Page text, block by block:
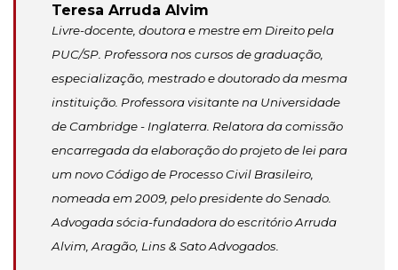
Teresa Arruda Alvim
Livre-docente, doutora e mestre em Direito pela
PUC/SP. Professora nos cursos de graduação,
especialização, mestrado e doutorado da mesma
instituição. Professora visitante na Universidade
de Cambridge - Inglaterra. Relatora da comissão
encarregada da elaboração do projeto de lei para
um novo Código de Processo Civil Brasileiro,
nomeada em 2009, pelo presidente do Senado.
Advogada sócia-fundadora do escritório Arruda
Alvim, Aragão, Lins & Sato Advogados.